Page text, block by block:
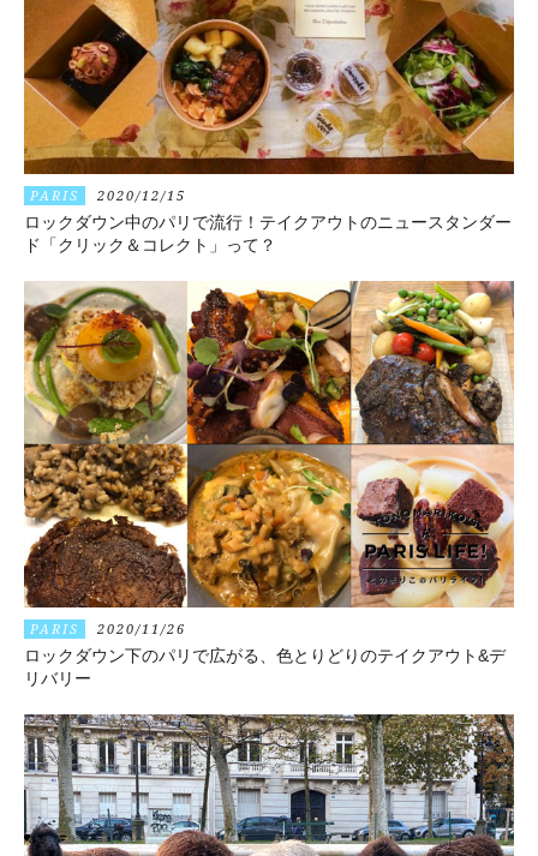
PARIS 2020/12/15
ロックダウン中のパリで流行！テイクアウトのニュースタンダー
ド「クリック＆コレクト」って？
PARIS 2020/11/26
ロックダウン下のパリで広がる、色とりどりのテイクアウト&デ
リバリー